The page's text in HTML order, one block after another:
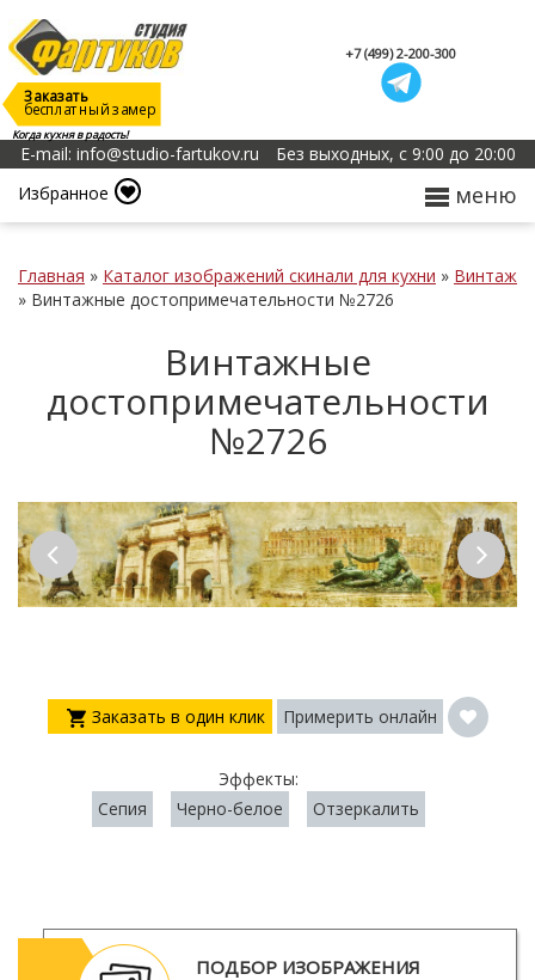
Когда кухня в радость!
Заказать
бесплатный замер
+7 (499) 2-200-300
E-mail: info@studio-fartukov.ru
Без выходных, с 9:00 до 20:00
Избранное
меню
Главная » Каталог изображений скинали для кухни » Винтаж
» Винтажные достопримечательности №2726
Винтажные
достопримечательности
№2726
Заказать в один клик Примерить онлайн
Эффекты:
Сепия
Черно-белое Отзеркалить
ПОДБОР ИЗОБРАЖЕНИЯ